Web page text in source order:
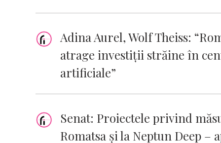
Adina Aurel, Wolf Theiss:
atrage investiții străine în
artificiale”
Senat: Proiectele privind
Romatsa și la Neptun Deep –